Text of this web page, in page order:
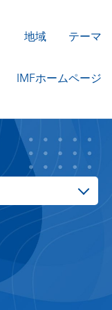
地域 テーマ
IMFホームページ